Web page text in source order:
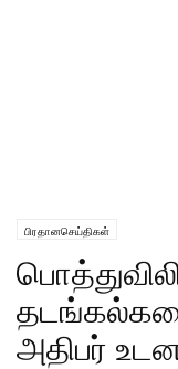
பிரதானசெய்திகள்
அதிபர்